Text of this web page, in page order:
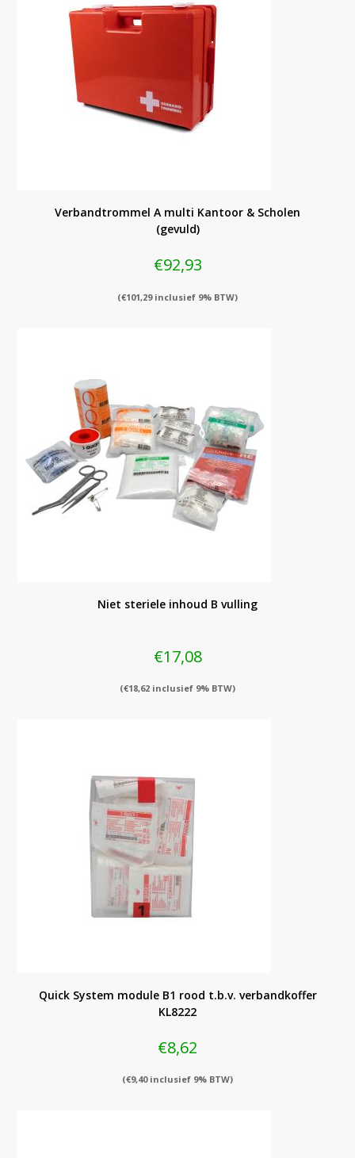
Verbandtrommel A multi Kantoor & Scholen
(gevuld)
€92,93
(€101,29inclusief 9% BTW)
Niet steriele inhoud B vulling
€17,08
(€18,62 inclusief 9% BTW)
Quick System module B1 rood t.b.v. verbandkoffer
KL8222
€8,62
(€9,40inclusief 9% BTW)